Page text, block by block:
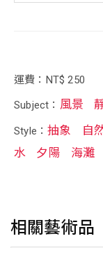
運費：NT$ 250
Subject： 風景
Style：抽象 自
水
夕陽 海灘
相關藝術品